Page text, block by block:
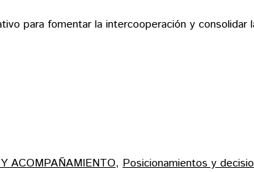
para fomentar la intercooperación y consolidar
ACOMPAÑAMIENTO, Posicionamientos y